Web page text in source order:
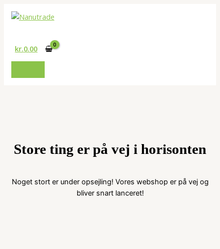
Gå
kr.0.00
Store ting er på vej i horisonten
Noget stort er under opsejling! Vores webshop er på vej og
bliver snart lanceret!